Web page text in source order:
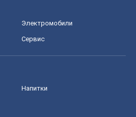
Электромобили
Сервис
Напитки